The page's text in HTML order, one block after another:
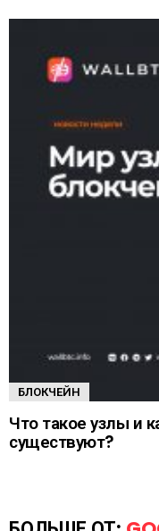
БЛОКЧЕЙН
Что такое узлы и
существуют?